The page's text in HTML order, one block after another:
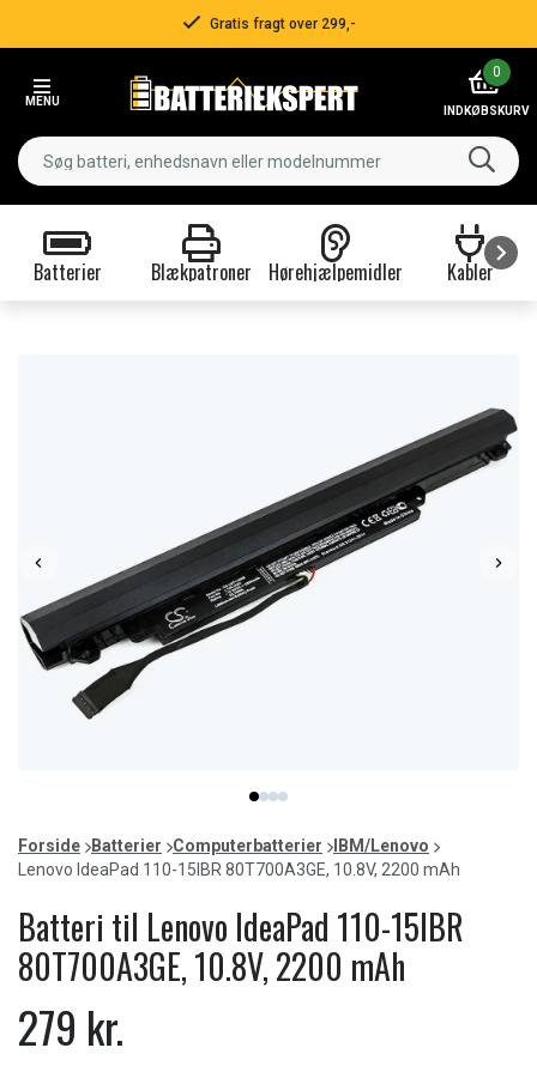
Gratis fragt over 299,-
MENU
0
INDKØBSKURV
Batterier Blækpatroner Hørehjælpemidler Kabler
item
0
item
1
item
2
item
3
of
4
Forside Batterier Computerbatterier
IBM/Lenovo
Lenovo IdeaPad 110-15IBR 80T700A3GE, 10.8V, 2200 mAh
Batteri til Lenovo IdeaPad 110-15IBR
80T700A3GE, 10.8V, 2200 mAh
279 kr.